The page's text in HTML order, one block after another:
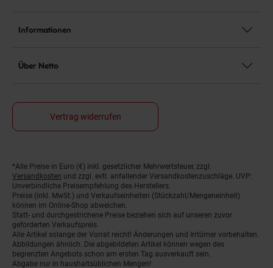
Informationen
Über Netto
Vertrag widerrufen
Fußnoten
*Alle Preise in Euro (€) inkl. gesetzlicher Mehrwertsteuer, zzgl.
Versandkosten und zzgl. evtl. anfallender Versandkostenzuschläge. UVP:
Unverbindliche Preisempfehlung des Herstellers.
Preise (inkl. MwSt.) und Verkaufseinheiten (Stückzahl/Mengeneinheit)
können im Online-Shop abweichen.
Statt- und durchgestrichene Preise beziehen sich auf unseren zuvor
geforderten Verkaufspreis.
Alle Artikel solange der Vorrat reicht! Änderungen und Irrtümer vorbehalten.
Abbildungen ähnlich. Die abgebildeten Artikel können wegen des
begrenzten Angebots schon am ersten Tag ausverkauft sein.
Abgabe nur in haushaltsüblichen Mengen!